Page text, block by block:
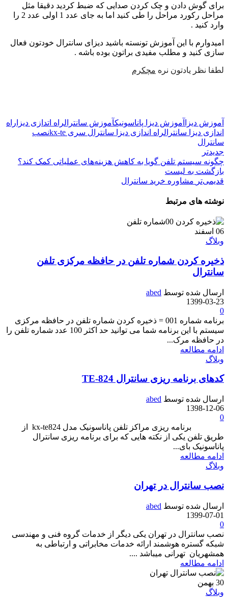
برای گوش دادن و چک کردن صدایی که ضبط کردید دقیقا مثل
مراحل رکورد مراحل را طی کنید اما به جای عدد 1 اولی عدد 2 را
وارد کنید .
امیدوارم با این آموزش تونسته باشید دیزای سانترال خودتون فعال
سازی کنید و مطلب مفیدی براتون بوده باشه .
لطفا نظر یادتون نره مچکرم
آموزش دیزا آموزش دیزا پاناسونیکآموزش سانترالراه اتدازی دیزا راه
اندازی دیزا سانترالراه اندازی دیزا سانترال سری kx-te
نصب
سانترال
جدیدتر
چگونه سیستم تلفن گویا به کاهش هزینه‌های عملیاتی کمک کند؟
بازگشت بە لیست
قدیمی‌تر مشاوره خرید سانترال
نوشته های مرتبط
06 اسفند
وبلاگ
ذخیره کردن شماره تلفن در حافظه مرکزی تلفن
سانترال
ارسال شده توسط abed
1399-03-23
0
برنامه شماره 001 = ذخیره کردن شماره تلفن در حافظه مرکزی
سیستم با این برنامه شما می توانید حد اکثر 100 عدد شماره تلفن را
در حافظه مرک...
ادامه مطالعه
وبلاگ
کدهای برنامه ریزی سانترال TE-824
ارسال شده توسط abed
1398-12-06
0
برنامه ریزی مراکز تلفن پاناسونیک مدل kx-te824 از
طریق تلفن یکی از نکته هایی که برای برنامه ریزی سانترال
پاناسونیک بای...
ادامه مطالعه
وبلاگ
نصب سانترال در تهران
ارسال شده توسط abed
1399-07-01
0
نصب سانترال در تهران یکی دیگر از خدمات گروه فنی و مهندسی
شبکه گستره هوشمند ارائه خدمات مخابراتی و ارتباطی به
همشهریان تهرانی میباشد ....
ادامه مطالعه
30 بهمن
وبلاگ